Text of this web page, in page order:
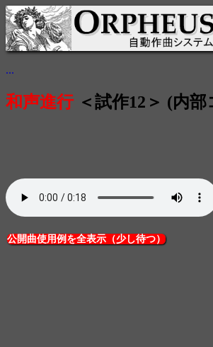
...
和声進行＜試作12＞ (内部
公開曲使用例を全表示（少し待つ）